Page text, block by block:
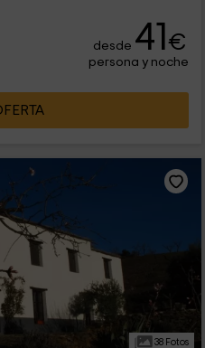
desde 41€
persona y noche
38 Fotos